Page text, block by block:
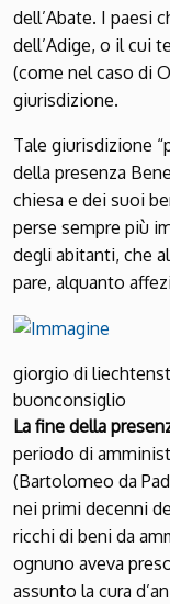
dell’Abate. I paesi
dell’Adige, o il cui
(come nel caso di
giurisdizione.
Tale giurisdizione
della presenza
chiesa e dei suoi
perse sempre più
degli abitanti, che
pare, alquanto
giorgio di
buonconsiglio
La fine della
periodo di
(Bartolomeo da
nei primi decenni
ricchi di beni da
ognuno aveva
assunto la cura